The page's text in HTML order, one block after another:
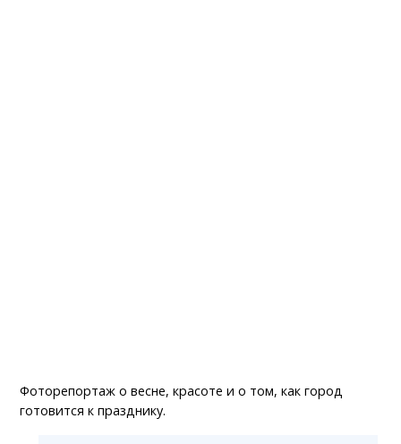
Фоторепортаж о весне, красоте и о том, как город
готовится к празднику.